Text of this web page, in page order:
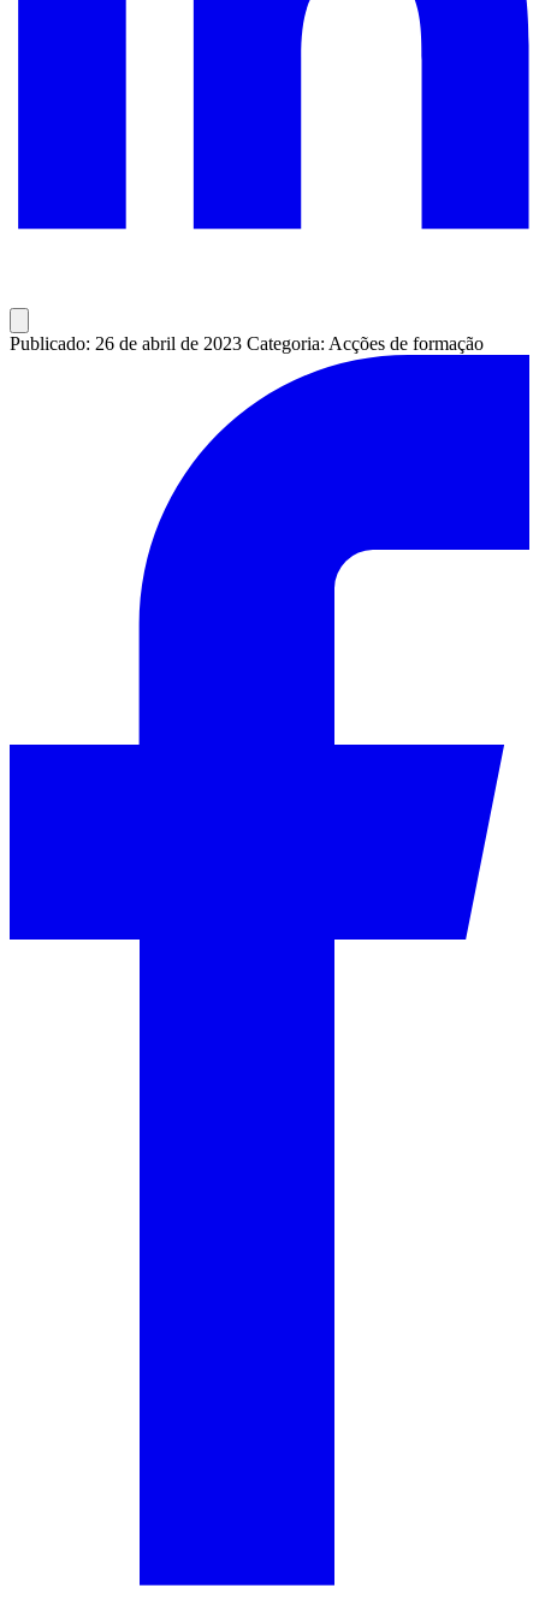
Publicado: 26 de abril de 2023 Categoria: Acções de formação